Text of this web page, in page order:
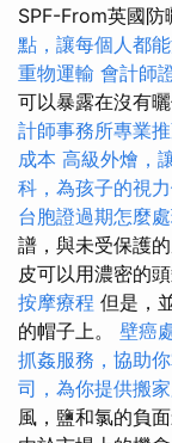
SPF-From英國防
點，讓每個人都
重物運輸 會計師
可以暴露在沒有
計師事務所專業
成本 高級外燴，
科，為孩子的視
台胞證過期怎麼處
譜，與未受保護
皮可以用濃密的
按摩療程 但是，
的帽子上。 壁癌
抓姦服務，協助
司，為你提供搬
風，鹽和氯的負面